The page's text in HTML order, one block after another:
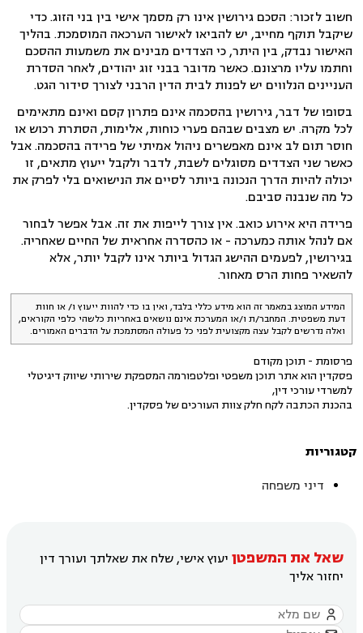
חשוב לזכור: הסכם גירושין אינו רק מסמך אישי בין בני הזוג. כדי
שיקבל תוקף מחייב, יש להביאו לאישור הערכאה המוסמכת. בהליך
האישור נבדק, בין היתר, כי הצדדים מבינים את משמעות ההסכם
וחתמו עליו מרצונם. כאשר מדובר בבני זוג יהודים, לאחר הסדרת
העניינים הנלווים יש לפנות לבית הדין הרבני לצורך סידור הגט.
בסופו של דבר, גירושין בהסכמה אינם פתרון קסם ואינם מתאימים
לכל מקרה. יש מצבים שבהם פערי כוחות, אלימות, הסתרת רכוש או
חוסר תום לב אינם מאפשרים ניהול אמיתי של פרידה בהסכמה. אבל
כאשר שני הצדדים מסוגלים לשבת, לדבר ולקבל ייעוץ מתאים, זו
יכולה להיות הדרך הנכונה ביותר לסיים את הנישואים בלי לפרק את
כל מה שנבנה סביבם.
פרידה היא אירוע כואב. אין צורך לייפות את זה. אבל אפשר לבחור
אם לנהל אותה כמערכה - או כהסדרה אחראית של החיים שאחריה.
בגירושין, לפעמים ההישג הגדול ביותר אינו לקבל יותר, אלא
להשאיר פחות הרס מאחור.
המידע המוצג במאמר זה הוא מידע כללי בלבד, ואין בו כדי להוות ייעוץ ו/ או חוות
דעת משפטית. המחבר/ת ו/או המערכת אינם נושאים באחריות כלשהי כלפי הקוראים,
ואלה נדרשים לקבל עצה מקצועית לפני כל פעולה המסתמכת על הדברים האמורים.
פרסומת - תוכן מקודם
פסקדין הוא אתר תוכן משפטי ופלטפורמה המספקת שירותי שיווק דיגיטלי
למשרדי עורכי דין,
בהכנת הכתבה לקח חלק צוות העורכים של פסקדין.
קטגוריות
דיני משפחה
שאל את המשפטן יעוץ אישי, שלח את שאלתך ועורך דין
יחזור אליך
